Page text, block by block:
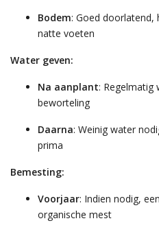
Bodem: Goed doorlatend,
natte voeten
Water geven:
Na aanplant: Regelmatig
beworteling
Daarna: Weinig water
prima
Bemesting:
Voorjaar: Indien nodig,
organische mest